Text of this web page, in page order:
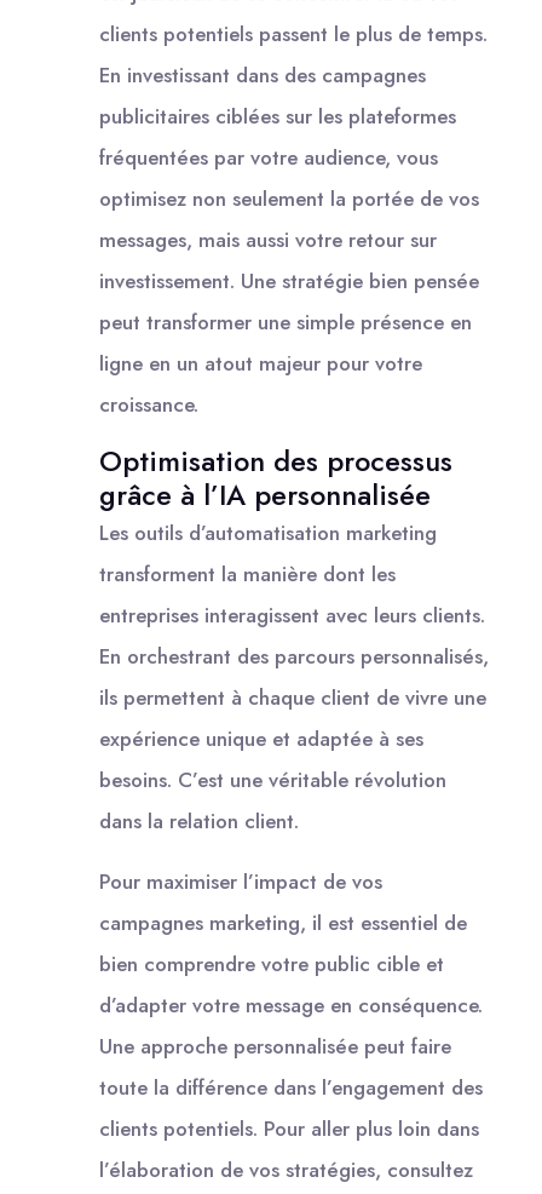
clients potentiels passent le plus de temps.
En investissant dans des campagnes
publicitaires ciblées sur les plateformes
fréquentées par votre audience, vous
optimisez non seulement la portée de vos
messages, mais aussi votre retour sur
investissement. Une stratégie bien pensée
peut transformer une simple présence en
ligne en un atout majeur pour votre
croissance.
Optimisation des processus
grâce à l’IA personnalisée
Les outils d’automatisation marketing
transforment la manière dont les
entreprises interagissent avec leurs clients.
En orchestrant des parcours personnalisés,
ils permettent à chaque client de vivre une
expérience unique et adaptée à ses
besoins. C’est une véritable révolution
dans la relation client.
Pour maximiser l’impact de vos
campagnes marketing, il est essentiel de
bien comprendre votre public cible et
d’adapter votre message en conséquence.
Une approche personnalisée peut faire
toute la différence dans l’engagement des
clients potentiels. Pour aller plus loin dans
l’élaboration de vos stratégies, consultez